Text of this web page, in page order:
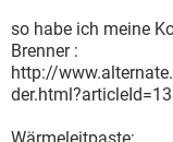
so habe ich meine
Brenner :
http://